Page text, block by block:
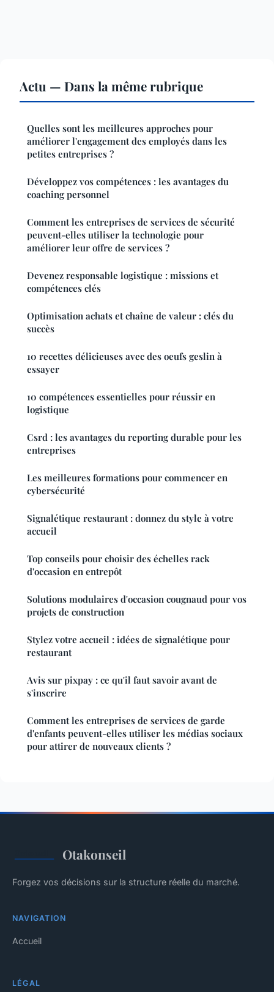
Actu — Dans la même rubrique
Quelles sont les meilleures approches pour
améliorer l'engagement des employés dans les
petites entreprises ?
Développez vos compétences : les avantages du
coaching personnel
Comment les entreprises de services de sécurité
peuvent-elles utiliser la technologie pour
améliorer leur offre de services ?
Devenez responsable logistique : missions et
compétences clés
Optimisation achats et chaîne de valeur : clés du
succès
10 recettes délicieuses avec des oeufs geslin à
essayer
10 compétences essentielles pour réussir en
logistique
Csrd : les avantages du reporting durable pour les
entreprises
Les meilleures formations pour commencer en
cybersécurité
Signalétique restaurant : donnez du style à votre
accueil
Top conseils pour choisir des échelles rack
d'occasion en entrepôt
Solutions modulaires d'occasion cougnaud pour vos
projets de construction
Stylez votre accueil : idées de signalétique pour
restaurant
Avis sur pixpay : ce qu'il faut savoir avant de
s'inscrire
Comment les entreprises de services de garde
d'enfants peuvent-elles utiliser les médias sociaux
pour attirer de nouveaux clients ?
Otakonseil
Forgez vos décisions sur la structure réelle du marché.
NAVIGATION
Accueil
LÉGAL